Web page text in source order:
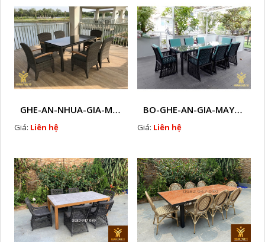
GHE-AN-NHUA-GIA-MAY-HTT - B37
Giá: Liên hệ
BO-GHE-AN-GIA-MAY- HTT - B33
Giá: Liên hệ